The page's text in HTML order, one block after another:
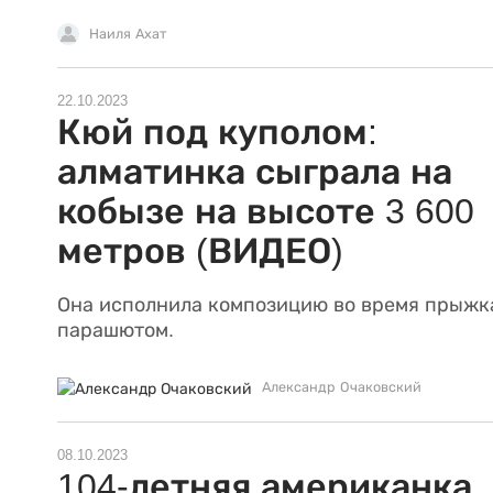
Наиля Ахат
22.10.2023
Кюй под куполом:
алматинка сыграла на
кобызе на высоте 3 600
метров (ВИДЕО)
Она исполнила композицию во время
парашютом.
Александр Очаковский
08.10.2023